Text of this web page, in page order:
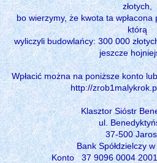
złotych,
bo wierzymy, że kwota ta wpłacona
którą
wyliczyli budowlańcy: 300 000
jeszcze
Wpłacić można na poniższe konto
http://
Klasztor Sióstr
ul.
37-500
Bank Spółdzielczy w
Konto 37 9096 0004